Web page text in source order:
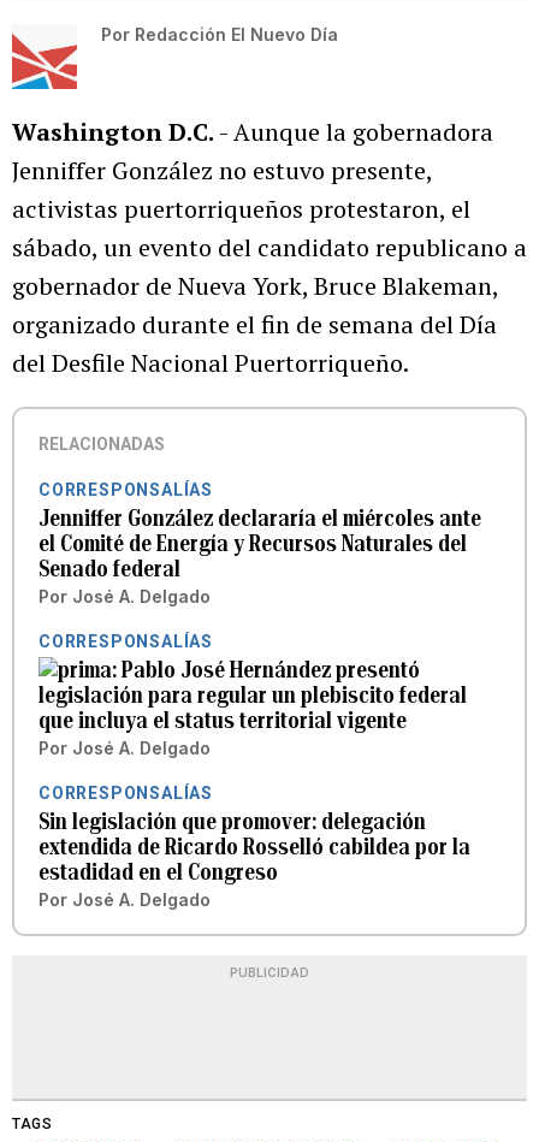
Por Redacción El Nuevo Día
Washington D.C. - Aunque la gobernadora
Jenniffer González no estuvo presente,
activistas puertorriqueños protestaron, el
sábado, un evento del candidato republicano a
gobernador de Nueva York, Bruce Blakeman,
organizado durante el fin de semana del Día
del Desfile Nacional Puertorriqueño.
RELACIONADAS
CORRESPONSALÍAS
Jenniffer González declararía el miércoles ante
el Comité de Energía y Recursos Naturales del
Senado federal
Por José A. Delgado
CORRESPONSALÍAS
Pablo José Hernández presentó
legislación para regular un plebiscito federal
que incluya el status territorial vigente
Por José A. Delgado
CORRESPONSALÍAS
Sin legislación que promover: delegación
extendida de Ricardo Rosselló cabildea por la
estadidad en el Congreso
Por José A. Delgado
PUBLICIDAD
TAGS